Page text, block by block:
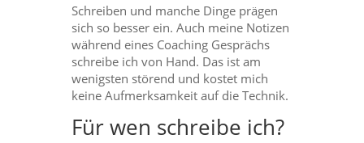
Schreiben und manche Dinge prägen
sich so besser ein. Auch meine Notizen
während eines Coaching Gesprächs
schreibe ich von Hand. Das ist am
wenigsten störend und kostet mich
keine Aufmerksamkeit auf die Technik.
Für wen schreibe ich?